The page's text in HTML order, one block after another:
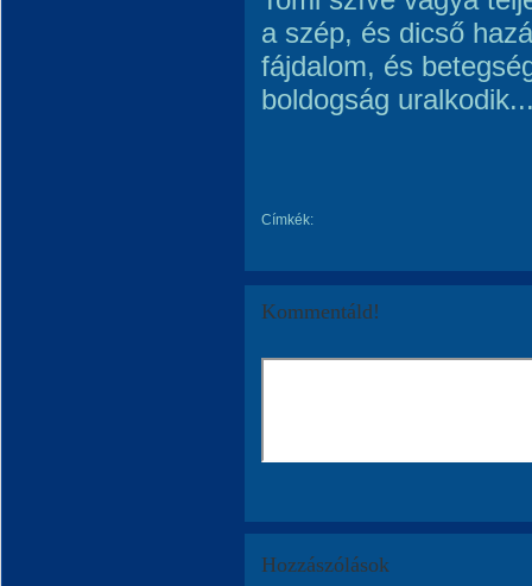
a szép, és dicső
fájdalom, és
boldogság
Címkék:
Kommentáld!
Hozzászólások